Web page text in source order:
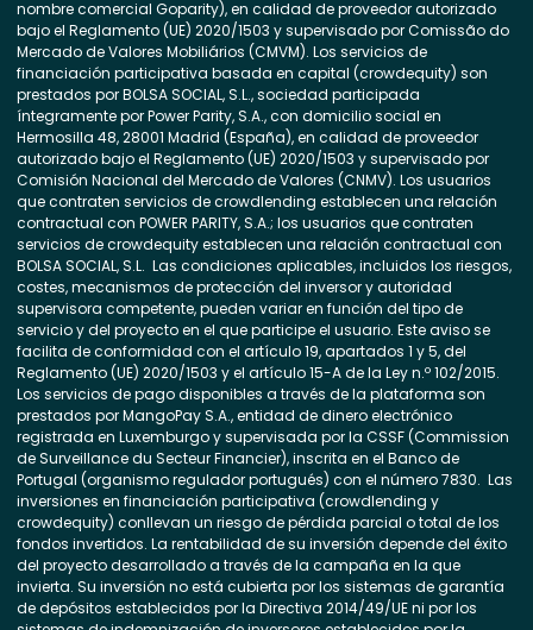
nombre comercial Goparity), en calidad de proveedor autorizado
bajo el Reglamento (UE) 2020/1503 y supervisado por Comissão do
Mercado de Valores Mobiliários (CMVM). Los servicios de
financiación participativa basada en capital (crowdequity) son
prestados por BOLSA SOCIAL, S.L., sociedad participada
íntegramente por Power Parity, S.A., con domicilio social en
Hermosilla 48, 28001 Madrid (España), en calidad de proveedor
autorizado bajo el Reglamento (UE) 2020/1503 y supervisado por
Comisión Nacional del Mercado de Valores (CNMV). Los usuarios
que contraten servicios de crowdlending establecen una relación
contractual con POWER PARITY, S.A.; los usuarios que contraten
servicios de crowdequity establecen una relación contractual con
BOLSA SOCIAL, S.L. Las condiciones aplicables, incluidos los riesgos,
costes, mecanismos de protección del inversor y autoridad
supervisora competente, pueden variar en función del tipo de
servicio y del proyecto en el que participe el usuario. Este aviso se
facilita de conformidad con el artículo 19, apartados 1 y 5, del
Reglamento (UE) 2020/1503 y el artículo 15-A de la Ley n.º 102/2015.
Los servicios de pago disponibles a través de la plataforma son
prestados por MangoPay S.A., entidad de dinero electrónico
registrada en Luxemburgo y supervisada por la CSSF (Commission
de Surveillance du Secteur Financier), inscrita en el Banco de
Portugal (organismo regulador portugués) con el número 7830. Las
inversiones en financiación participativa (crowdlending y
crowdequity) conllevan un riesgo de pérdida parcial o total de los
fondos invertidos. La rentabilidad de su inversión depende del éxito
del proyecto desarrollado a través de la campaña en la que
invierta. Su inversión no está cubierta por los sistemas de garantía
de depósitos establecidos por la Directiva 2014/49/UE ni por los